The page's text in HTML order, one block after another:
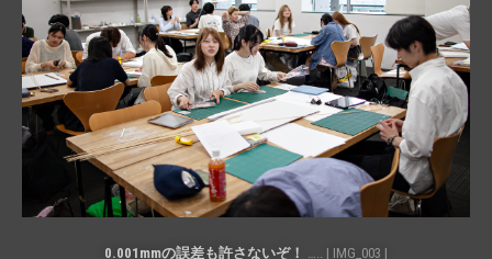
0.001mmの誤差も許さないぞ！ ….. | IMG_003 |